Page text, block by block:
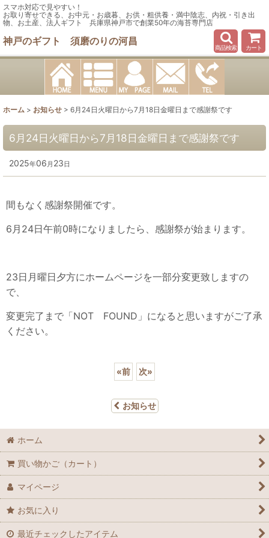
スマホ対応で見やすい！
お取り寄せできる、お中元・お歳暮、お供・粗供養・満中陰志、内祝・引き出
物、お土産、法人ギフト 兵庫県神戸市で創業50年の海苔専門店
神戸のギフト 須磨のりの河昌
商品検索 カート
ホーム > お知らせ > 6月24日火曜日から7月18日金曜日まで感謝祭です
6月24日火曜日から7月18日金曜日まで感謝祭です
2025年06 月 23日
間もなく感謝祭開催です。
6月24日午前0時になりましたら、感謝祭が始まります。
23日月曜日夕方にホームページを一部分変更致しますの
で、
変更完了まで「NOT FOUND」になると思いますがご了承
ください。
«前 次»
お知らせ
ホーム
買い物かご（カート）
マイページ
お気に入り
最近チェックしたアイテム